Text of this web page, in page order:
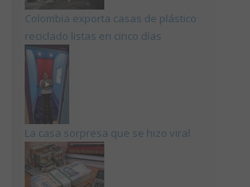
Colombia exporta casas de plástico
reciclado listas en cinco días
La casa sorpresa que se hizo viral